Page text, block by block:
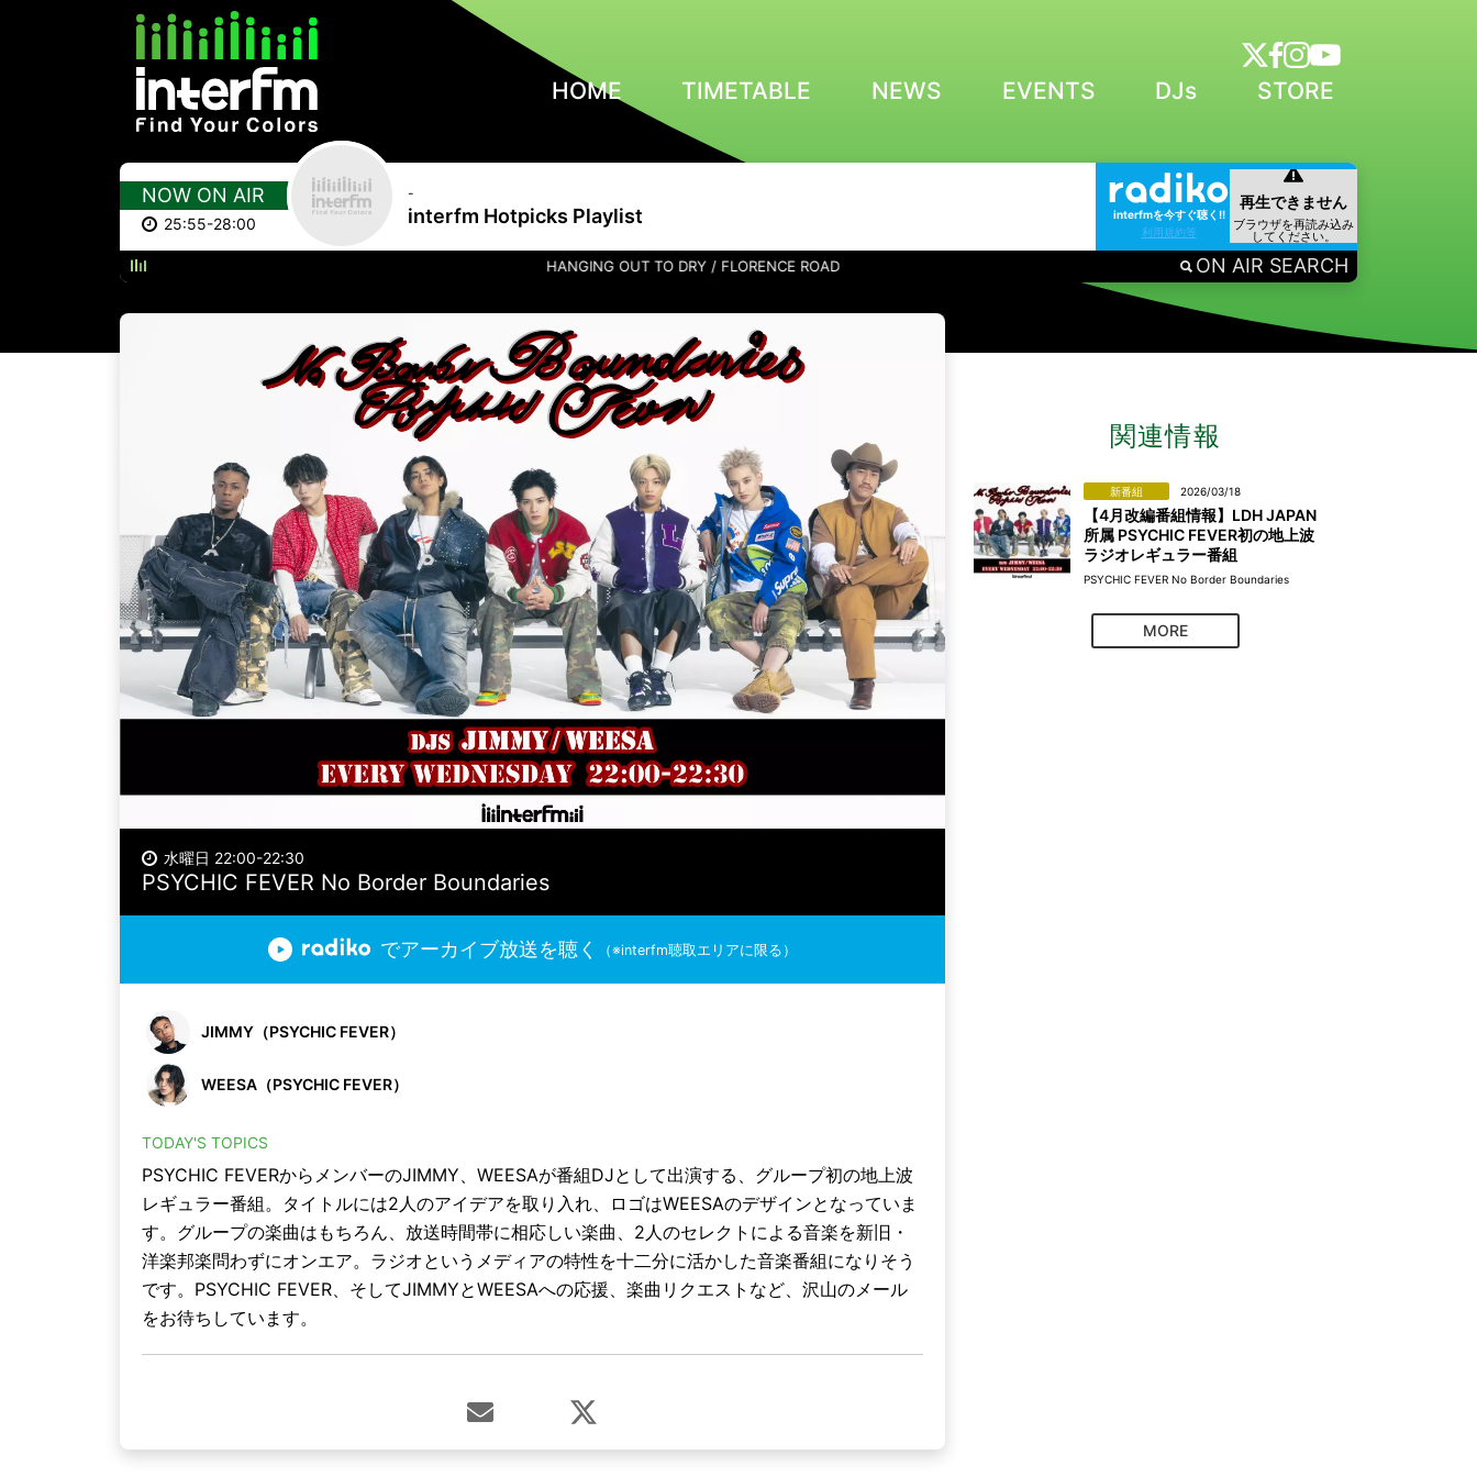
HOME TIMETABLE NEWS EVENTS DJs STORE
NOW ON AIR
25:55-28:00
-
interfm Hotpicks Playlist
interfmを今すぐ聴く!!
利用規約等
HANGING OUT TO DRY / FLORENCE ROAD ON AIR SEARCH
水曜日 22:00-22:30
PSYCHIC FEVER No Border Boundaries
でアーカイブ放送を聴く （※interfm聴取エリアに限る）
JIMMY（PSYCHIC FEVER）
WEESA（PSYCHIC FEVER）
TODAY'S TOPICS
PSYCHIC FEVERからメンバーのJIMMY、WEESAが番組DJとして出演する、グループ初の地上波
レギュラー番組。タイトルには2人のアイデアを取り入れ、ロゴはWEESAのデザインとなっていま
す。グループの楽曲はもちろん、放送時間帯に相応しい楽曲、2人のセレクトによる音楽を新旧・
洋楽邦楽問わずにオンエア。ラジオというメディアの特性を十二分に活かした音楽番組になりそう
です。PSYCHIC FEVER、そしてJIMMYとWEESAへの応援、楽曲リクエストなど、沢山のメール
をお待ちしています。
関連情報
新番組 2026/03/18
【4月改編番組情報】LDH JAPAN
所属 PSYCHIC FEVER初の地上波
ラジオレギュラー番組
PSYCHIC FEVER No Border Boundaries
MORE